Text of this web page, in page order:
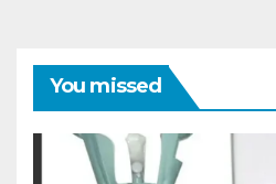
You missed